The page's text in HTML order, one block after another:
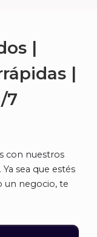
|
|
7
con nuestros
sea que estés
un negocio, te